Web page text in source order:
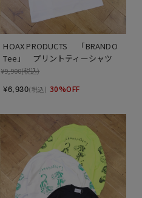
HOAX PRODUCTS 　「BRANDO
Tee」　プリントティーシャツ
¥9,900(税込)
¥6,930(税込) 30%OFF